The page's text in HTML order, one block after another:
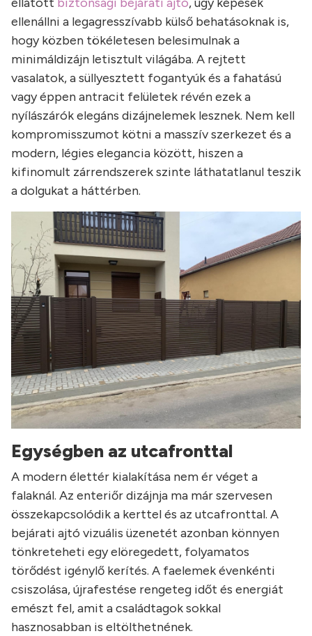
ellenállni a legagresszívabb külső behatásoknak is,
hogy közben tökéletesen belesimulnak a
minimáldizájn letisztult világába. A rejtett
vasalatok, a süllyesztett fogantyúk és a fahatású
vagy éppen antracit felületek révén ezek a
nyílászárók elegáns dizájnelemek lesznek. Nem kell
kompromisszumot kötni a masszív szerkezet és a
modern, légies elegancia között, hiszen a
kifinomult zárrendszerek szinte láthatatlanul teszik
a dolgukat a háttérben.
Egységben az utcafronttal
A modern élettér kialakítása nem ér véget a
falaknál. Az enteriőr dizájnja ma már szervesen
összekapcsolódik a kerttel és az utcafronttal. A
bejárati ajtó vizuális üzenetét azonban könnyen
tönkreteheti egy elöregedett, folyamatos
törődést igénylő kerítés. A faelemek évenkénti
csiszolása, újrafestése rengeteg időt és energiát
emészt fel, amit a családtagok sokkal
hasznosabban is eltölthetnének.